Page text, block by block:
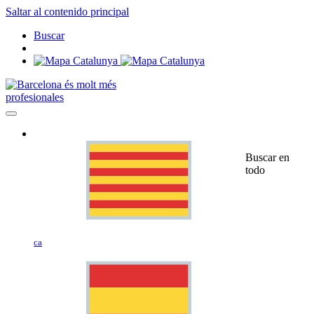
Saltar al contenido principal
Buscar
profesionales
ca
Buscar en
todo